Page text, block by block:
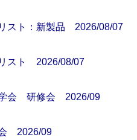
スト：新製品 2026/08/07
スト 2026/08/07
学会 研修会 2026/09
2026/09